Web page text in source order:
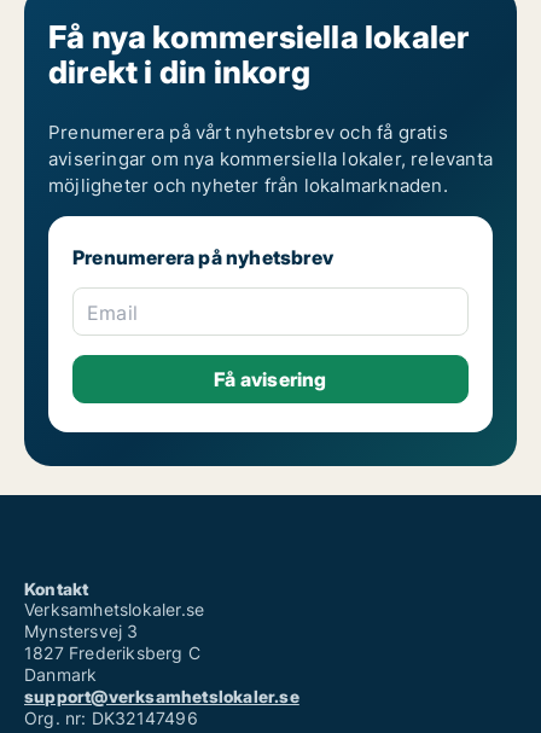
Få nya kommersiella lokaler
direkt i din inkorg
Prenumerera på vårt nyhetsbrev och få gratis
aviseringar om nya kommersiella lokaler, relevanta
möjligheter och nyheter från lokalmarknaden.
Prenumerera på nyhetsbrev
Email
Kontakt
Verksamhetslokaler.se
Mynstersvej 3
1827 Frederiksberg C
Danmark
support@verksamhetslokaler.se
Org. nr: DK32147496